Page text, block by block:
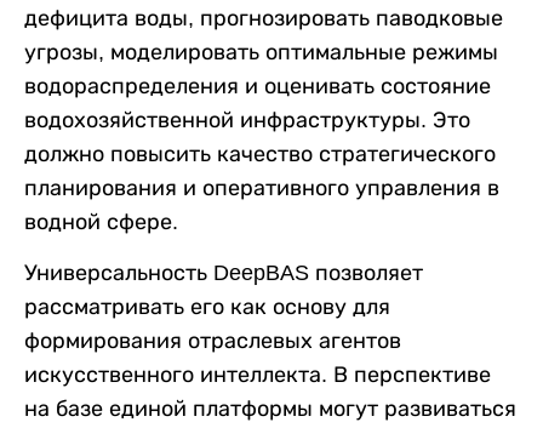
дефицита воды, прогнозировать паводковые
угрозы, моделировать оптимальные режимы
водораспределения и оценивать состояние
водохозяйственной инфраструктуры. Это
должно повысить качество стратегического
планирования и оперативного управления в
водной сфере.
Универсальность DeepBAS позволяет
рассматривать его как основу для
формирования отраслевых агентов
искусственного интеллекта. В перспективе
на базе единой платформы могут развиваться